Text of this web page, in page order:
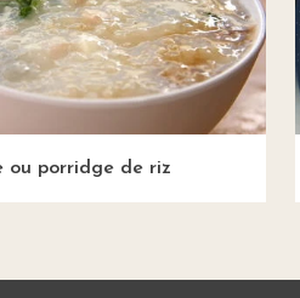
ou porridge de riz